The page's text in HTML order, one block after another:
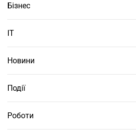
Бізнес
ІТ
Новини
Події
Роботи